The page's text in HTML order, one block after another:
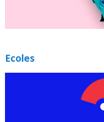
Ecoles